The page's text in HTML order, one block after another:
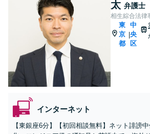
太 弁護士
相生綜合法律
東
京
都
|
中
央
区
インターネット
【東銀座6分】【初回相談無料】ネット誹謗